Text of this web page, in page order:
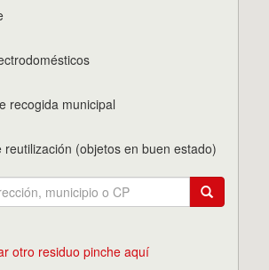
recogida municipal
reutilización (objetos en buen estado)
otro residuo pinche aquí